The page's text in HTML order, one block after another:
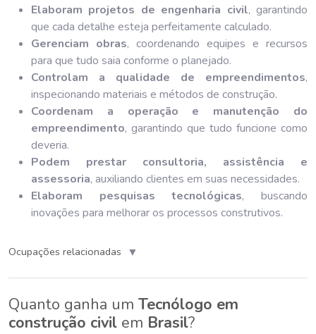
Elaboram projetos de engenharia civil, garantindo
que cada detalhe esteja perfeitamente calculado.
Gerenciam obras, coordenando equipes e recursos
para que tudo saia conforme o planejado.
Controlam a qualidade de empreendimentos,
inspecionando materiais e métodos de construção.
Coordenam a operação e manutenção do
empreendimento, garantindo que tudo funcione como
deveria.
Podem prestar consultoria, assistência e
assessoria, auxiliando clientes em suas necessidades.
Elaboram pesquisas tecnológicas, buscando
inovações para melhorar os processos construtivos.
Ocupações relacionadas ▼
Quanto ganha um Tecnólogo em
construção civil em Brasil?